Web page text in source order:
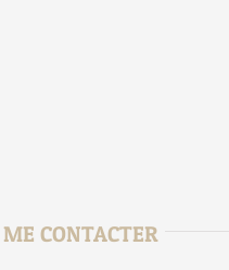
ME CONTACTER